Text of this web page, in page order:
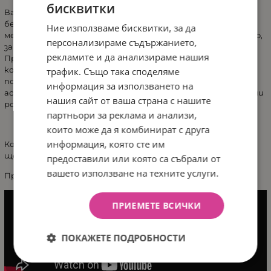
Важна задача на AGU е да направи процеса не само
безопасен, но и удобен. За тази цел аспиратор AGU има 12
мелодии. С тях лесно ще разсеете вниманието на детето,
за да направите манипулацията бързо и ефикасно.
Прозрачният резервоар помага на родителите да
контролират ефективността на процедурата за
почистване на нослето от секретите. Назалният
аспиратор AGU е отличен асистент на всички съвременни
родители!
Компактният, лек и удобен аспиратор с детски мелодии
ще стане ваш надежден помощник у дома и на път!
Произведено в Швейцария
бисквитки
Ние използваме бисквитки, за да
персонализираме съдържанието,
рекламите и да анализираме нашия
трафик. Също така споделяме
информация за използването на
нашия сайт от ваша страна с нашите
партньори за реклама и анализи,
които може да я комбинират с друга
информация, която сте им
предоставили или която са събрали от
вашето използване на техните услуги.
ПРИЕМЕТЕ ВСИЧКИ
ПОКАЖЕТЕ ПОДРОБНОСТИ